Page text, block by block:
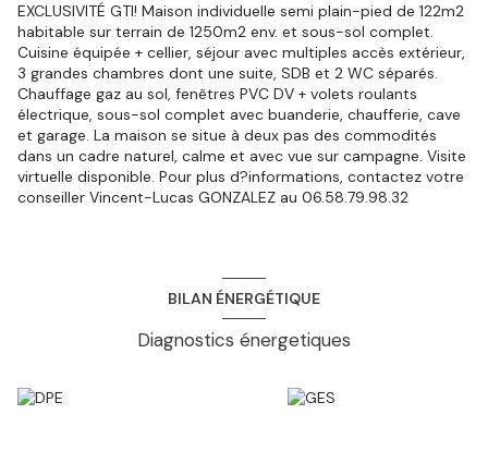
EXCLUSIVITÉ GTI! Maison individuelle semi plain-pied de 122m2
habitable sur terrain de 1250m2 env. et sous-sol complet.
Cuisine équipée + cellier, séjour avec multiples accès extérieur,
3 grandes chambres dont une suite, SDB et 2 WC séparés.
Chauffage gaz au sol, fenêtres PVC DV + volets roulants
électrique, sous-sol complet avec buanderie, chaufferie, cave
et garage. La maison se situe à deux pas des commodités
dans un cadre naturel, calme et avec vue sur campagne. Visite
virtuelle disponible. Pour plus d?informations, contactez votre
conseiller Vincent-Lucas GONZALEZ au 06.58.79.98.32
BILAN ÉNERGÉTIQUE
Diagnostics énergetiques